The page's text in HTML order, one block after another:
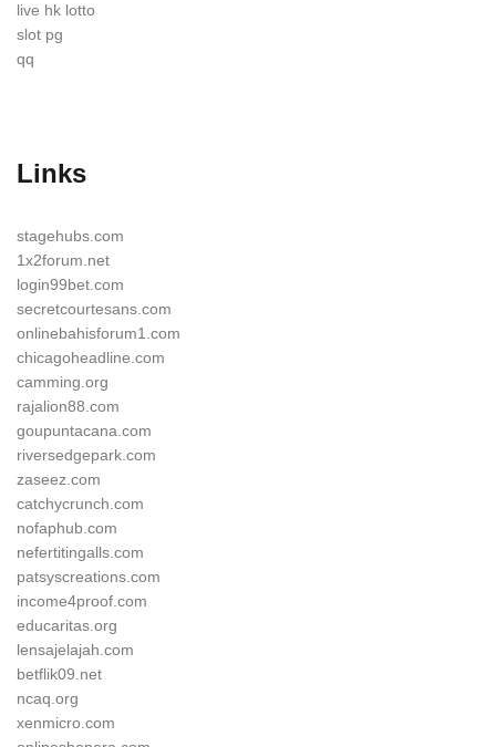
live hk lotto
slot pg
qq
Links
stagehubs.com
1x2forum.net
login99bet.com
secretcourtesans.com
onlinebahisforum1.com
chicagoheadline.com
camming.org
rajalion88.com
goupuntacana.com
riversedgepark.com
zaseez.com
catchycrunch.com
nofaphub.com
nefertitingalls.com
patsyscreations.com
income4proof.com
educaritas.org
lensajelajah.com
betflik09.net
ncaq.org
xenmicro.com